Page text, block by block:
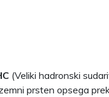
(Veliki hadronski
prsten opsega